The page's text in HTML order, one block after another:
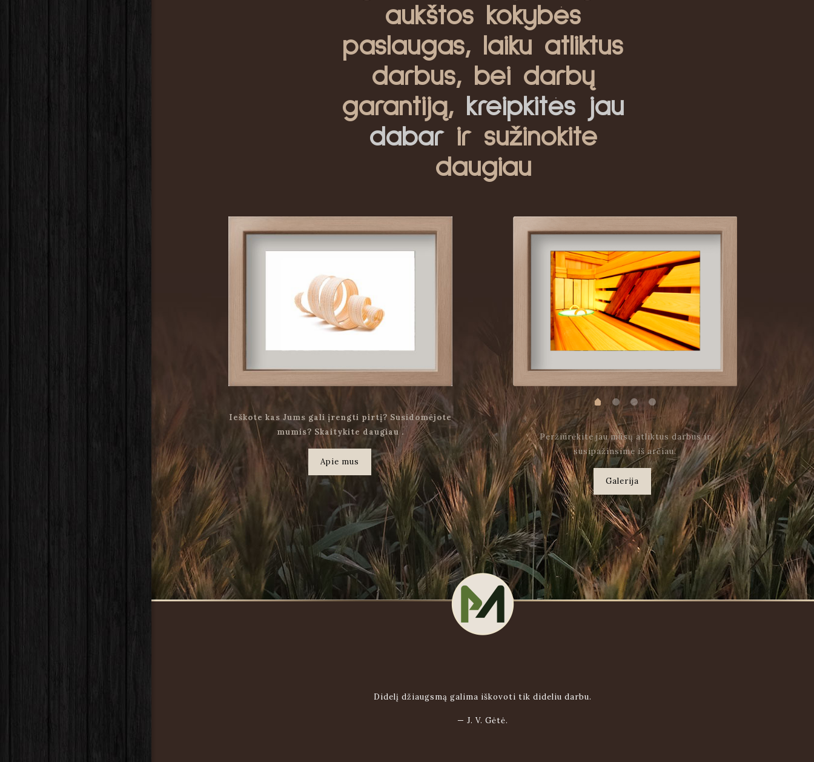
aukštos kokybės
paslaugas, laiku atliktus
darbus, bei darbų
garantiją, kreipkitės jau
dabarir sužinokite
daugiau
Ieškote kas Jums gali įrengti pirtį? Susidomėjote
mumis? Skaitykite daugiau .
.
Apie mus
Peržiūrėkite jau mūsų atliktus darbus ir
susipažinsime iš arčiau.
Galerija
Didelį džiaugsmą galima iškovoti tik dideliu darbu.
— J. V. Gėtė.